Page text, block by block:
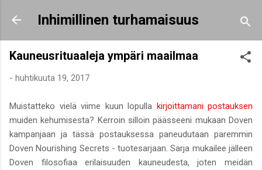
Siirry pääsisältöön
Inhimillinen turhamaisuus
Kauneusrituaaleja ympäri maailmaa
- huhtikuuta 19, 2017
Muistatteko vielä viime kuun lopulla kirjoittamani postauksen
muiden kehumisesta? Kerroin silloin päässeeni mukaan Doven
kampanjaan ja tässä postauksessa paneudutaan paremmin
Doven Nourishing Secrets - tuotesarjaan. Sarja mukailee jälleen
Doven filosofiaa erilaisuuden kauneudesta, joten meidän